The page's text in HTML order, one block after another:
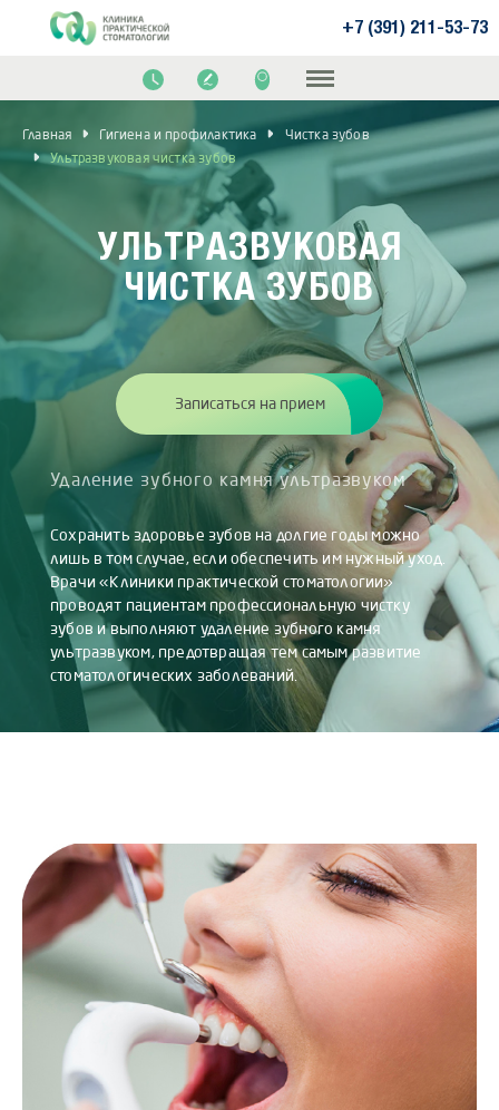
+7 (391) 211-53-73
Главная Гигиена и профилактика
Чистка зубов
Ультразвуковая чистка зубов
УЛЬТРАЗВУКОВАЯ
ЧИСТКА ЗУБОВ
Удаление зубного камня ультразвуком
Сохранить здоровье зубов на долгие годы можно
лишь в том случае, если обеспечить им нужный уход.
Врачи «Клиники практической стоматологии»
проводят пациентам профессиональную чистку
зубов и выполняют удаление зубного камня
ультразвуком, предотвращая тем самым развитие
стоматологических заболеваний.
Записаться на прием